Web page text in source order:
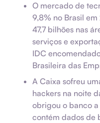
O mercado de
9,8% no Brasil
47,7 bilhões nas
serviços e
IDC
Brasileira das
A Caixa sofreu
hackers na noite
obrigou o banco
contém dados de